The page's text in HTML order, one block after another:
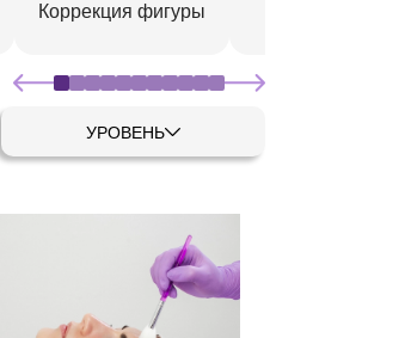
Коррекция фигуры
УРОВЕНЬ